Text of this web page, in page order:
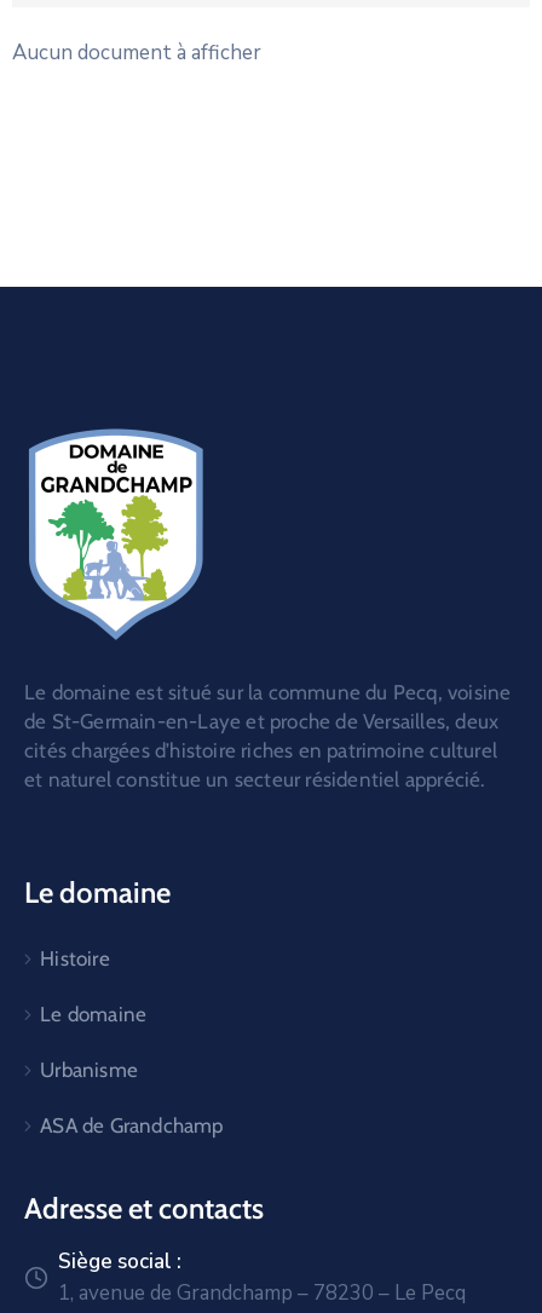
Aucun document à afficher
Le domaine est situé sur la commune du Pecq, voisine
de St-Germain-en-Laye et proche de Versailles, deux
cités chargées d’histoire riches en patrimoine culturel
et naturel constitue un secteur résidentiel apprécié.
Le domaine
Histoire
Le domaine
Urbanisme
ASA de Grandchamp
Adresse et contacts
Siège social :
1, avenue de Grandchamp – 78230 – Le Pecq